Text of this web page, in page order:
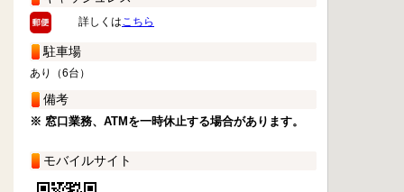
詳しくはこちら
駐車場
あり（6台）
備考
※ 窓口業務、ATMを一時休止する場合があります。
モバイルサイト